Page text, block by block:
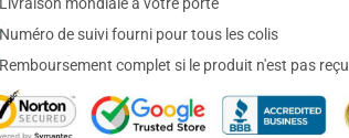
Numéro de suivi fourni pour tous les colis
Remboursement complet si le produit n'est pas reçu